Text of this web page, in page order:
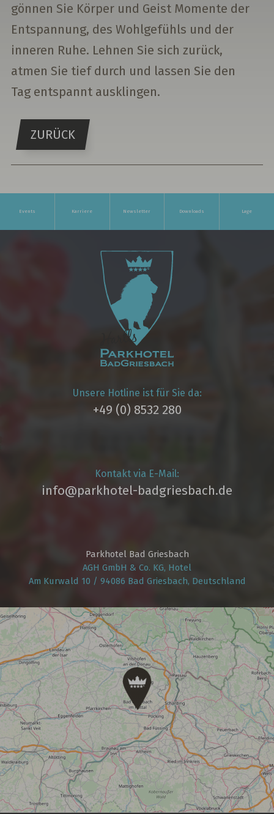
gönnen Sie Körper und Geist Momente der
Entspannung, des Wohlgefühls und der
inneren Ruhe. Lehnen Sie sich zurück,
atmen Sie tief durch und lassen Sie den
Tag entspannt ausklingen.
ZURÜCK
Events Karriere Newsletter Downloads Lage
Unsere Hotline ist für Sie da:
+49 (0) 8532 280
Kontakt via E-Mail:
info@parkhotel­-badgriesbach.de
Parkhotel Bad Griesbach
AGH GmbH & Co. KG, Hotel
Am Kurwald 10 / 94086 Bad Griesbach, Deutschland